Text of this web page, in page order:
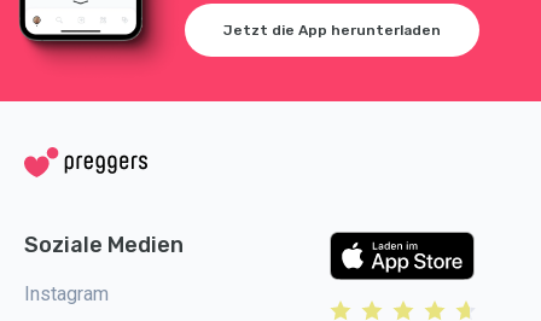
Jetzt die App herunterladen
Soziale Medien
Instagram